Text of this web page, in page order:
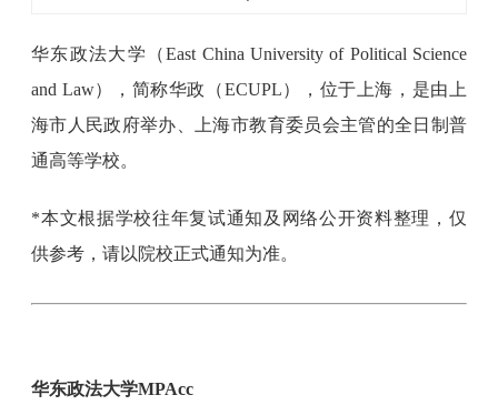
华东政法大学（East China University of Political Science
and Law），简称华政（ECUPL），位于上海，是由上
海市人民政府举办、上海市教育委员会主管的全日制普
通高等学校。
*本文根据学校往年复试通知及网络公开资料整理，仅
供参考，请以院校正式通知为准。
华东政法大学MPAcc